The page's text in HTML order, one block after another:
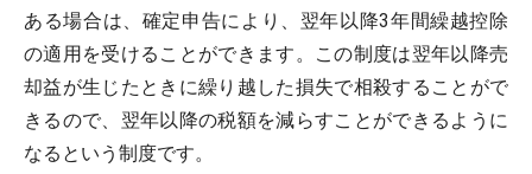
ある場合は、確定申告により、翌年以降3年間繰越控除
の適用を受けることができます。この制度は翌年以降売
却益が生じたときに繰り越した損失で相殺することがで
きるので、翌年以降の税額を減らすことができるように
なるという制度です。